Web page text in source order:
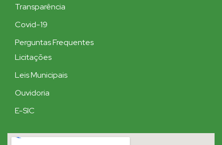
Transparência
Covid-19
Perguntas Frequentes
Licitações
Leis Municipais
Ouvidoria
E-SIC